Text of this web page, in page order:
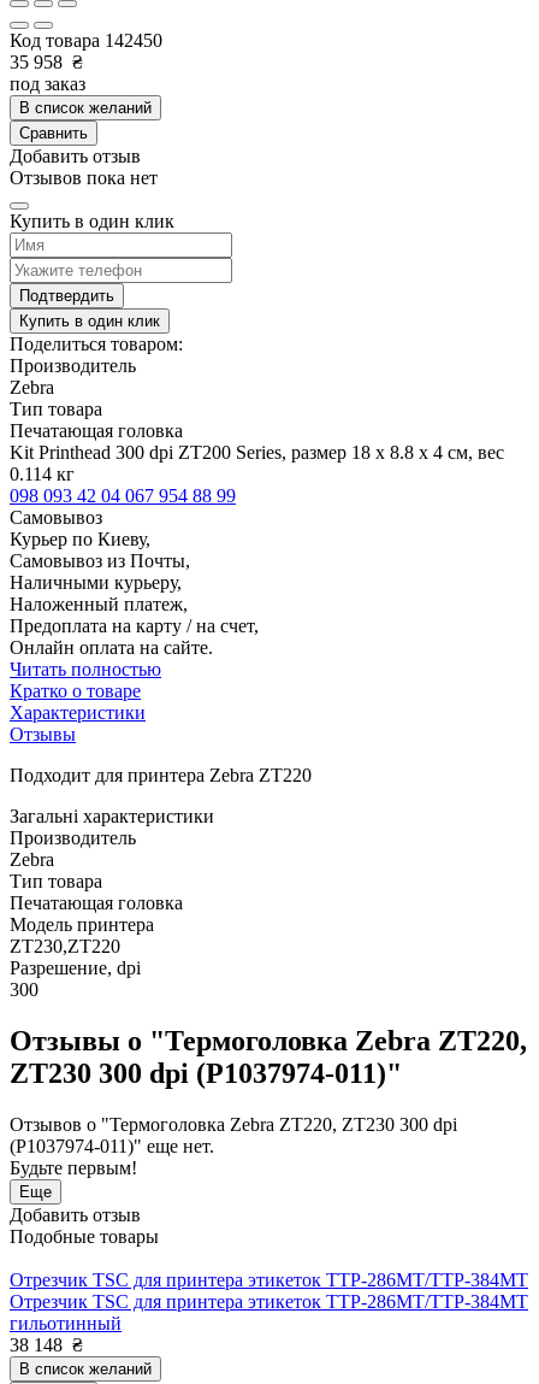
Код товара 142450
35 958 ₴
под заказ
В список желаний
Сравнить
Добавить отзыв
Отзывов пока нет
Купить в один клик
Подтвердить
Купить в один клик
Поделиться товаром:
Производитель
Zebra
Тип товара
Печатающая головка
Kit Printhead 300 dpi ZT200 Series, размер 18 x 8.8 x 4 см, вес
0.114 кг
098 093 42 04 067 954 88 99
Самовывоз
Курьер по Киеву,
Самовывоз из Почты,
Наличными курьеру,
Наложенный платеж,
Предоплата на карту / на счет,
Онлайн оплата на сайте.
Читать полностью
Кратко о товаре
Характеристики
Отзывы
Подходит для принтера Zebra ZT220
Загальні характеристики
Производитель
Zebra
Тип товара
Печатающая головка
Модель принтера
ZT230,ZT220
Разрешение, dpi
300
Отзывы о "Термоголовка Zebra ZT220,
ZT230 300 dpi (P1037974-011)"
Отзывов о "Термоголовка Zebra ZT220, ZT230 300 dpi
(P1037974-011)" еще нет.
Будьте первым!
Еще
Добавить отзыв
Подобные товары
Отрезчик TSC для принтера этикеток TTP-286MT/TTP-384MT
Отрезчик TSC для принтера этикеток TTP-286MT/TTP-384MT
гильотинный
38 148 ₴
В список желаний